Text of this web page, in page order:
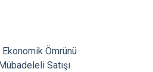
Ömrünü
Satışı